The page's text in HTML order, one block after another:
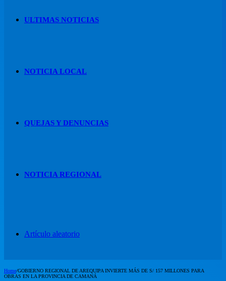
ULTIMAS NOTICIAS
NOTICIA LOCAL
QUEJAS Y DENUNCIAS
NOTICIA REGIONAL
Artículo aleatorio
Home/GOBIERNO REGIONAL DE AREQUIPA INVIERTE MÁS DE S/ 157 MILLONES PARA
OBRAS EN LA PROVINCIA DE CAMANÁ